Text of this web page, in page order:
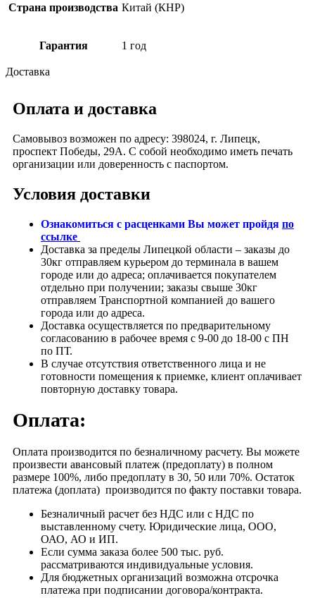
Страна производства Китай (КНР)
Гарантия 1 год
Доставка
Оплата и доставка
Самовывоз возможен по адресу: 398024, г. Липецк,
проспект Победы, 29А. С собой необходимо иметь печать
организации или доверенность с паспортом.
Условия доставки
Ознакомиться с расценками Вы может пройдя по
ссылке
Доставка за пределы Липецкой области – заказы до
30кг отправляем курьером до терминала в вашем
городе или до адреса; оплачивается покупателем
отдельно при получении; заказы свыше 30кг
отправляем Транспортной компанией до вашего
города или до адреса.
Доставка осуществляется по предварительному
согласованию в рабочее время с 9-00 до 18-00 с ПН
по ПТ.
В случае отсутствия ответственного лица и не
готовности помещения к приемке, клиент оплачивает
повторную доставку товара.
Оплата:
Оплата производится по безналичному расчету. Вы можете
произвести авансовый платеж (предоплату) в полном
размере 100%, либо предоплату в 30, 50 или 70%. Остаток
платежа (доплата) производится по факту поставки товара.
Безналичный расчет без НДС или с НДС по
выставленному счету. Юридические лица, ООО,
ОАО, АО и ИП.
Если сумма заказа более 500 тыс. руб.
рассматриваются индивидуальные условия.
Для бюджетных организаций возможна отсрочка
платежа при подписании договора/контракта.